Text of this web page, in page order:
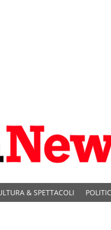
& SPETTACOLI